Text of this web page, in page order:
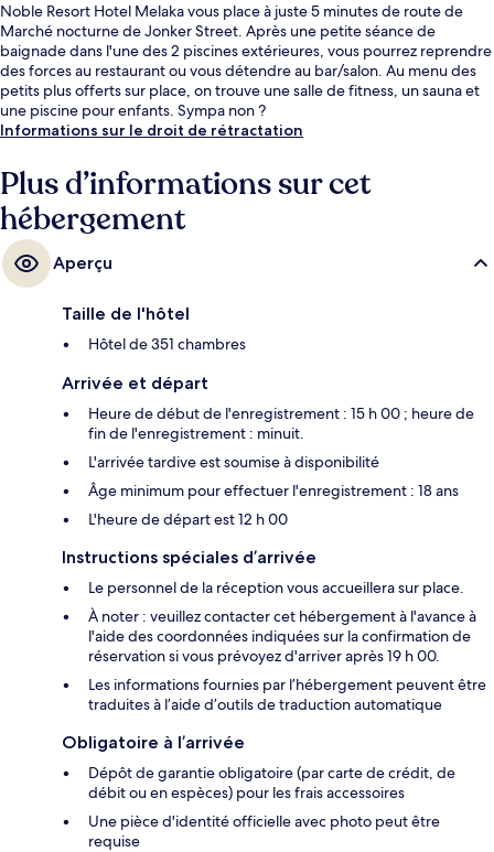
Noble Resort Hotel Melaka vous place à juste 5 minutes de route de
Marché nocturne de Jonker Street. Après une petite séance de
baignade dans l'une des 2 piscines extérieures, vous pourrez reprendre
des forces au restaurant ou vous détendre au bar/salon. Au menu des
petits plus offerts sur place, on trouve une salle de fitness, un sauna et
une piscine pour enfants. Sympa non ?
Informations sur le droit de rétractation
Plus d’informations sur cet
hébergement
Aperçu
Taille de l'hôtel
Hôtel de 351 chambres
Arrivée et départ
Heure de début de l'enregistrement : 15 h 00 ; heure de
fin de l'enregistrement : minuit.
L'arrivée tardive est soumise à disponibilité
Âge minimum pour effectuer l'enregistrement : 18 ans
L'heure de départ est 12 h 00
Instructions spéciales d’arrivée
Le personnel de la réception vous accueillera sur place.
À noter : veuillez contacter cet hébergement à l'avance à
l'aide des coordonnées indiquées sur la confirmation de
réservation si vous prévoyez d'arriver après 19 h 00.
Les informations fournies par l’hébergement peuvent être
traduites à l’aide d’outils de traduction automatique
Obligatoire à l’arrivée
Dépôt de garantie obligatoire (par carte de crédit, de
débit ou en espèces) pour les frais accessoires
Une pièce d'identité officielle avec photo peut être
requise